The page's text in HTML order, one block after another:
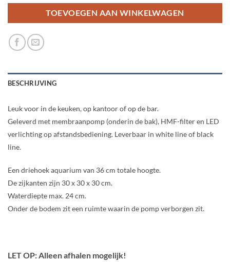
TOEVOEGEN AAN WINKELWAGEN
BESCHRIJVING
Leuk voor in de keuken, op kantoor of op de bar.
Geleverd met membraanpomp (onderin de bak), HMF-filter en LED
verlichting op afstandsbediening. Leverbaar in white line of black
line.
Een driehoek aquarium van 36 cm totale hoogte.
De zijkanten zijn 30 x 30 x 30 cm.
Waterdiepte max. 24 cm.
Onder de bodem zit een ruimte waarin de pomp verborgen zit.
LET OP: Alleen afhalen mogelijk!